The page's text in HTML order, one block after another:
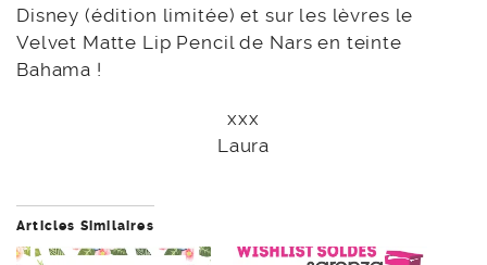
Disney (édition limitée) et sur les lèvres le
Velvet Matte Lip Pencil de Nars en teinte
Bahama !
xxx
Laura
Articles Similaires